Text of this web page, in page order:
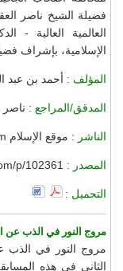
فضيلة الشيخ ناصر
العالمية العالية -
الإسلامية، بإشراف
المؤلف : أحمد بن عبد
المدقق/المراجع : ناصر
الناشر : موقع الإسلام http://www.al-islam.com
المصدر : p/102361
التحميل :
مروج النور في الذب عن
مروج النور في الذب
الثاني في هذه